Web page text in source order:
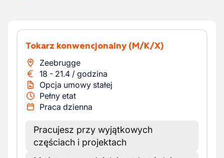
Tokarz konwencjonalny (M/K/X)
Zeebrugge
18 - 21.4 / godzina
Opcja umowy stałej
Pełny etat
Praca dzienna
Pracujesz przy wyjątkowych
częściach i projektach